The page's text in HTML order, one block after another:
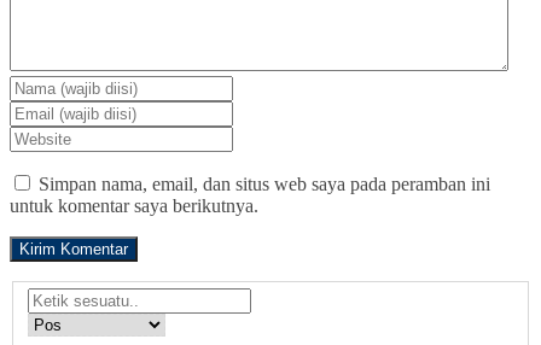
Simpan nama, email, dan situs web saya pada peramban ini
untuk komentar saya berikutnya.